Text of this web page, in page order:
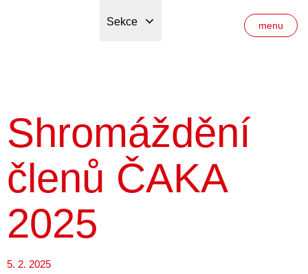
menu
Sekce
Shromáždění
členů ČAKA
2025
5. 2. 2025